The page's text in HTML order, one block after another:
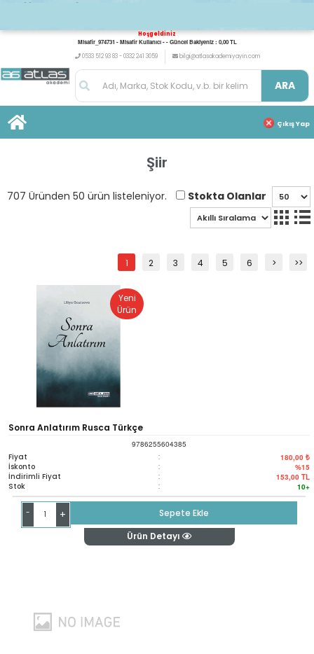
Hoşgeldiniz
Misafir_974731 - Misafir Kullanıcı - - Güncel Bakiyeniz : 0,00 TL
0533 512 93 83 - 0332 241 3059
bilgi@atlasakademiyayin.com
ARA
Çıkış Yap
Şiir
707 Üründen 50 ürün listeleniyor. Stokta Olanlar
1 2 3 4 5 6 > >>
Yeni
Ürün
Sonra Anlatırım Rusca Türkçe
9786255604385
Fiyat : 180,00 ₺
İskonto : %15
İndirimli Fiyat : 153,00 TL
Stok : 10+
- +
Sepete Ekle
Ürün Detayı